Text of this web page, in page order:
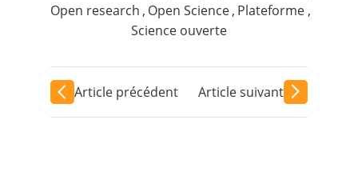
Open research , Open Science, Plateforme ,
Science ouverte
Article précédent Article suivant